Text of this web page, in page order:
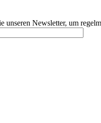
unseren Newsletter, um